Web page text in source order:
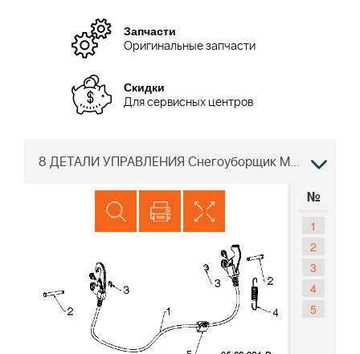
Запчасти
Оригинальные запчасти
Скидки
Для сервисных центров
8 ДЕТАЛИ УПРАВЛЕНИЯ Снегоуборщик McCulloch ST 76EP 96191006002, 2015-06
№
1
2
3
4
5